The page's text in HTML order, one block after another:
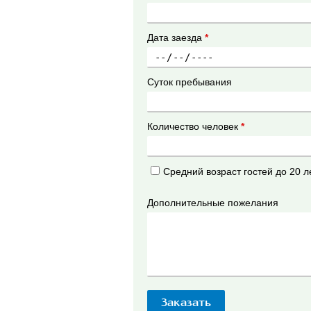
Дата заезда *
Суток пребывания
Количество человек *
Средний возраст гостей до 20
Дополнительные пожелания